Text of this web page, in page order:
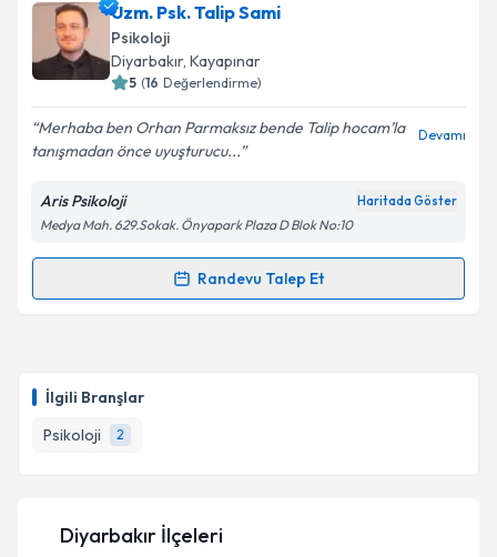
İlgili Branşlar
Psikoloji
2
Uzm. Psk. Talip Sami
Psikoloji
Diyarbakır, Kayapınar
5 (16 Değerlendirme)
Merhaba ben Orhan Parmaksız bende Talip hocam’la
tanışmadan önce uyuşturucu...
Devamı
Aris Psikoloji Haritada Göster
Medya Mah. 629.Sokak. Önyapark Plaza D Blok No:10
Randevu Talep Et
Randevu Takvimi Talebi
takvim hazırlandığında e-posta ile bilgilendireceğiz.
E-posta Adresiniz
Diyarbakır İlçeleri